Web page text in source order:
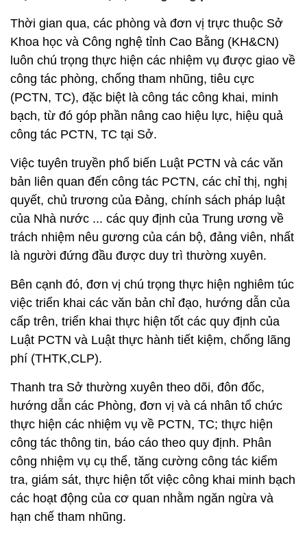
Thời gian qua, các phòng và đơn vị trực thuộc Sở
Khoa học và Công nghệ tỉnh Cao Bằng (KH&CN)
luôn chú trọng thực hiện các nhiệm vụ được giao về
công tác phòng, chống tham nhũng, tiêu cực
(PCTN, TC), đặc biệt là công tác công khai, minh
bạch, từ đó góp phần nâng cao hiệu lực, hiệu quả
công tác PCTN, TC tại Sở.
Việc tuyên truyền phổ biến Luật PCTN và các văn
bản liên quan đến công tác PCTN, các chỉ thị, nghị
quyết, chủ trương của Đảng, chính sách pháp luật
của Nhà nước ... các quy định của Trung ương về
trách nhiệm nêu gương của cán bộ, đảng viên, nhất
là người đứng đầu được duy trì thường xuyên.
Bên cạnh đó, đơn vị chú trọng thực hiện nghiêm túc
việc triển khai các văn bản chỉ đạo, hướng dẫn của
cấp trên, triển khai thực hiện tốt các quy định của
Luật PCTN và Luật thực hành tiết kiệm, chống lãng
phí (THTK,CLP).
Thanh tra Sở thường xuyên theo dõi, đôn đốc,
hướng dẫn các Phòng, đơn vị và cá nhân tổ chức
thực hiện các nhiệm vụ về PCTN, TC; thực hiện
công tác thông tin, báo cáo theo quy định. Phân
công nhiệm vụ cụ thể, tăng cường công tác kiểm
tra, giám sát, thực hiện tốt việc công khai minh bạch
các hoạt động của cơ quan nhằm ngăn ngừa và
hạn chế tham nhũng.